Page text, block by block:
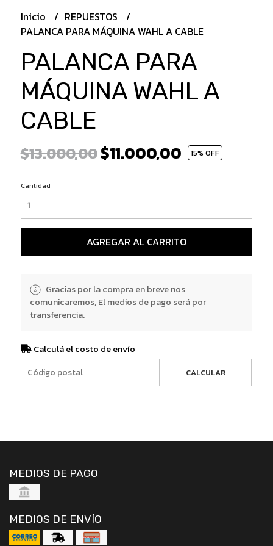
Inicio
REPUESTOS
PALANCA PARA MÁQUINA WAHL A CABLE
PALANCA PARA
MÁQUINA WAHL A
CABLE
$13.000,00$11.000,00 15% OFF
Cantidad
AGREGAR AL CARRITO
Gracias por la compra en breve nos
comunicaremos, El medios de pago será por
transferencia.
Calculá el costo de envío
CALCULAR
MEDIOS DE PAGO
MEDIOS DE ENVÍO